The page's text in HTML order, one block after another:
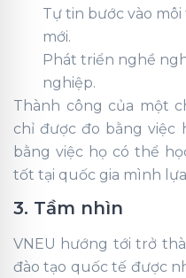
Tự tin bước vào
mới.
Phát triển nghề
nghiệp.
Thành công của một
chỉ được đo bằng việc
bằng việc họ có thể
tốt tại quốc gia mình
3. Tầm nhìn
VNEU hướng tới trở
đào tạo quốc tế được